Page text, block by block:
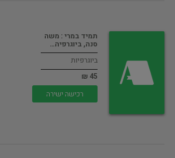
תמיד במרי : משה
סנה, ביוגרפיה…
ביוגרפיות
45 ₪
רכישה ישירה